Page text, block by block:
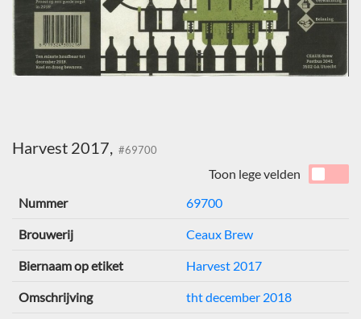
Harvest 2017, #69700
Toon lege velden
Nummer
69700
Brouwerij Ceaux Brew
Biernaam op etiket Harvest 2017
Omschrijving tht december 2018